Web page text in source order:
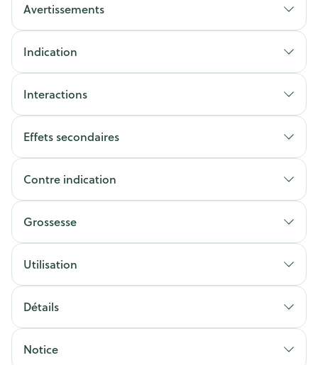
Avertissements
Indication
Interactions
Effets secondaires
Contre indication
Grossesse
Utilisation
Détails
Notice